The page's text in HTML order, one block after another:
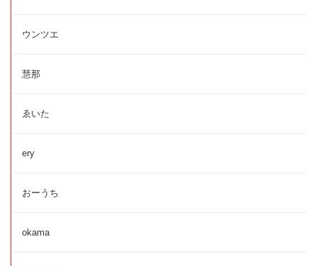
ウンツエ
慧那
ゑいた
ery
おーうち
okama